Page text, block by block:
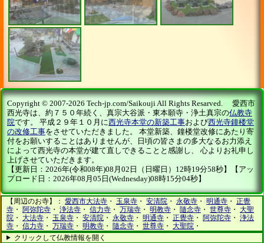
Copyright © 2007-2026 Tech-jp.com/Saikouji All Rights Resarved. 愛西市
西光寺は、約７５０年続く、真宗大谷派・東本願寺・浄土真宗の仏教寺
院です。 平成２９年１０月に西光寺本堂の新築工事および西光寺鐘楼堂
の改修工事をさせていただきました。 本堂新築、鐘楼堂改修にあたり寄
付をお願いすることはありませんが、日頃の皆さまの多大なるお力添え
によって西光寺の本堂が建て直しできることと感謝し、 心よりお礼申し
上げさせていただきます。
【更新日：2026年(令和08年)08月02日（日曜日）12時19分58秒】【アッ
プロード日：2026年08月05日(Wednesday)08時15分04秒】
【周辺のお寺】： 愛西市大法寺 ・ 玉泉寺 ・ 安清院 ・ 永敬寺 ・ 明通寺 ・ 正覺
寺 ・ 阿弥陀寺 ・ 浄法寺 ・ 信力寺 ・ 万瑞寺 ・ 明教寺 ・ 隨念寺 ・ 世尊寺 ・ 大聖
院 ・ 大法寺 ・ 玉泉寺 ・ 安清院 ・ 永敬寺 ・ 明通寺 ・ 正覺寺 ・ 阿弥陀寺 ・ 浄法
寺 ・ 信力寺 ・ 万瑞寺 ・ 明教寺 ・ 隨念寺 ・ 世尊寺 ・ 大聖院 ・
クリックして仏教情報を開く